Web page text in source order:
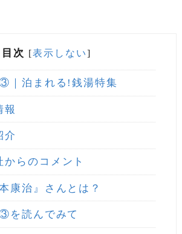
目次 [表示しない]
｜泊まれる!銭湯特集
報
介
からのコメント
康治』さんとは？
を読んでみて